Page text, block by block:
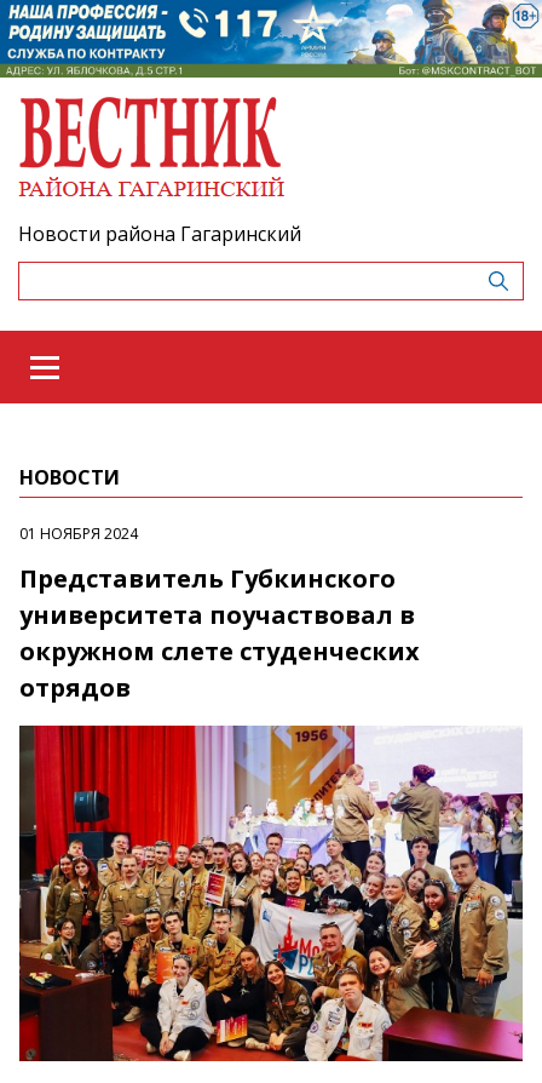
Новости района Гагаринский
НОВОСТИ
01 НОЯБРЯ 2024
Представитель Губкинского
университета поучаствовал в
окружном слете студенческих
отрядов